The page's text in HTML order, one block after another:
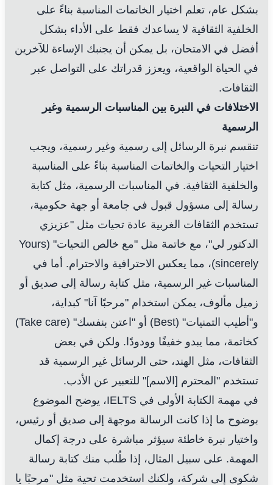
بشكل عام، تعلم اختيار الخاتمات المناسبة بناءً على
الخلفية الثقافية لا يساعدك فقط على الأداء بشكل
أفضل في الامتحان، بل يمكن أن يجنبك الإساءة للآخرين
في الحياة الواقعية، ويعزز قدراتك على التواصل عبر
الثقافات.
الاختلافات في النبرة بين المناسبات الرسمية وغير
الرسمية
تنقسم نبرة الرسائل إلى رسمية وغير رسمية، ويجب
اختيار التحيات والخاتمات المناسبة بناءً على المناسبة
والخلفية الثقافية. في المناسبات الرسمية، مثل كتابة
رسالة إلى مسؤول قبول في جامعة أو جهة حكومية،
تستخدم الثقافات الغربية عادة تحيات مثل "عزيزي
الدكتور لي"، مع خاتمة مثل "مع خالص التحيات" (Yours
sincerely)، مما يعكس الاحترافية والاحترام. أما في
المناسبات غير الرسمية، مثل كتابة رسالة إلى صديق أو
زميل مألوف، يمكن استخدام "مرحبًا آنا" كبداية،
و"أطيب التمنيات" (Best) أو "اعتن بنفسك" (Take care)
كخاتمة، مما يبدو خفيفًا وودودًا. ولكن في بعض
الثقافات، مثل الهند، حتى الرسائل غير الرسمية قد
تستخدم "المحترم [الاسم]" للتعبير عن الأدب.
في مهمة الكتابة الأولى في IELTS، يوضح الموضوع
بوضوح ما إذا كانت الرسالة موجهة إلى صديق أو رئيس،
واختيار نبرة خاطئة سيؤثر مباشرة على درجة إكمال
المهمة. على سبيل المثال، إذا طُلب منك كتابة رسالة
شكوى إلى شركة، ولكنك استخدمت تحية مثل "مرحبًا يا